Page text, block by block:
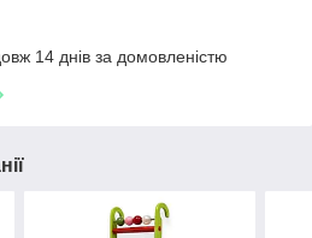
14 днів за домовленістю